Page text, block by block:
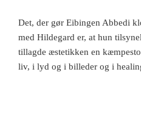
Det, der gør Eibingen Abbedi
med Hildegard er, at hun
tillagde æstetikken en
liv, i lyd og i billeder og i